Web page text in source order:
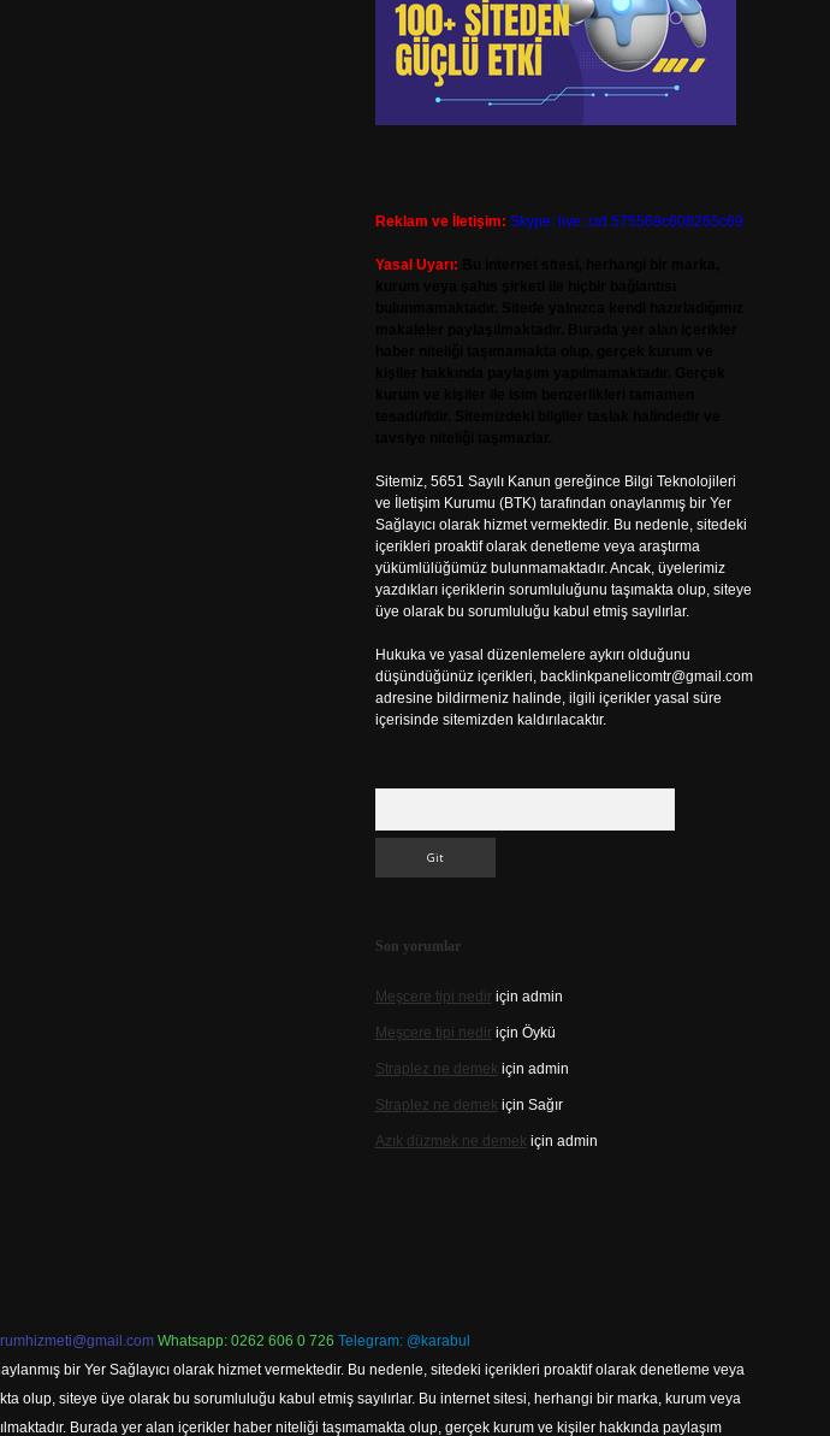
Reklam ve İletişim: Skype: live:.cid.575569c608265c69
Yasal Uyarı:
Sitemiz, 5651 Sayılı Kanun gereğince Bilgi Teknolojileri
ve İletişim Kurumu (BTK) tarafından onaylanmış bir Yer
Sağlayıcı olarak hizmet vermektedir. Bu nedenle, sitedeki
içerikleri proaktif olarak denetleme veya araştırma
yükümlülüğümüz bulunmamaktadır. Ancak, üyelerimiz
yazdıkları içeriklerin sorumluluğunu taşımakta olup, siteye
üye olarak bu sorumluluğu kabul etmiş sayılırlar.
Hukuka ve yasal düzenlemelere aykırı olduğunu
düşündüğünüz içerikleri, backlinkpanelicomtr@gmail.com
adresine bildirmeniz halinde, ilgili içerikler yasal süre
içerisinde sitemizden kaldırılacaktır.
Son yorumlar
Meşcere tipi nediriçin admin
Meşcere tipi nediriçin Öykü
Straplez ne demek için admin
Straplez ne demek için Sağır
Azık düzmek ne demek için admin
Whatsapp: 0262 606 0 726 Telegram: @karabul
bir Yer Sağlayıcı olarak hizmet vermektedir. Bu nedenle, sitedeki içerikleri proaktif olarak denetleme veya
olup, siteye üye olarak bu sorumluluğu kabul etmiş sayılırlar. Bu internet sitesi, herhangi bir marka, kurum veya
Burada yer alan içerikler haber niteliği taşımamakta olup, gerçek kurum ve kişiler hakkında paylaşım